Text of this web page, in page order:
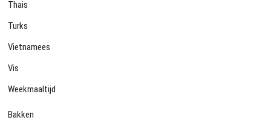
Thais
Turks
Vietnamees
Vis
Weekmaaltijd
Bakken